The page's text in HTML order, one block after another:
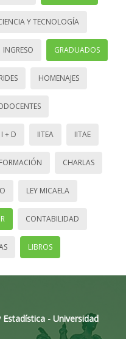
Y TECNOLOGÍA
INGRESO GRADUADOS
HOMENAJES
I + D IITEA IITAE
FORMACIÓN CHARLAS
LEY MICAELA
CONTABILIDAD
LIBROS
- Universidad